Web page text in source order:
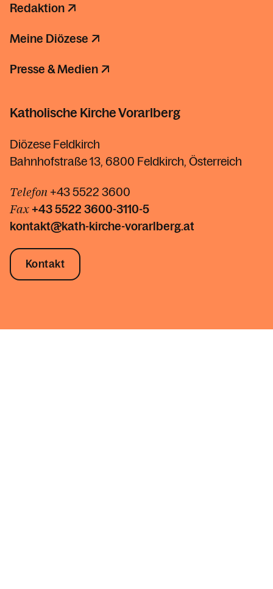
Redaktion
Meine Diözese
Presse & Medien
Katholische Kirche Vorarlberg
Diözese Feldkirch
Bahnhofstraße 13, 6800 Feldkirch, Österreich
Telefon +43 5522 3600
Fax+43 5522 3600-3110-5
kontakt@kath-kirche-vorarlberg.at
Kontakt